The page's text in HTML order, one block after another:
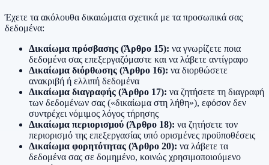
Έχετε τα ακόλουθα δικαιώματα σχετικά με τα προσωπικά σας
δεδομένα:
Δικαίωμα πρόσβασης (Άρθρο 15): να γνωρίζετε ποια
δεδομένα σας επεξεργαζόμαστε και να λάβετε αντίγραφο
Δικαίωμα διόρθωσης (Άρθρο 16): να διορθώσετε
ανακριβή ή ελλιπή δεδομένα
Δικαίωμα διαγραφής (Άρθρο 17): να ζητήσετε τη διαγραφή
των δεδομένων σας («δικαίωμα στη λήθη»), εφόσον δεν
συντρέχει νόμιμος λόγος τήρησης
Δικαίωμα περιορισμού (Άρθρο 18): να ζητήσετε τον
περιορισμό της επεξεργασίας υπό ορισμένες προϋποθέσεις
Δικαίωμα φορητότητας (Άρθρο 20): να λάβετε τα
δεδομένα σας σε δομημένο, κοινώς χρησιμοποιούμενο